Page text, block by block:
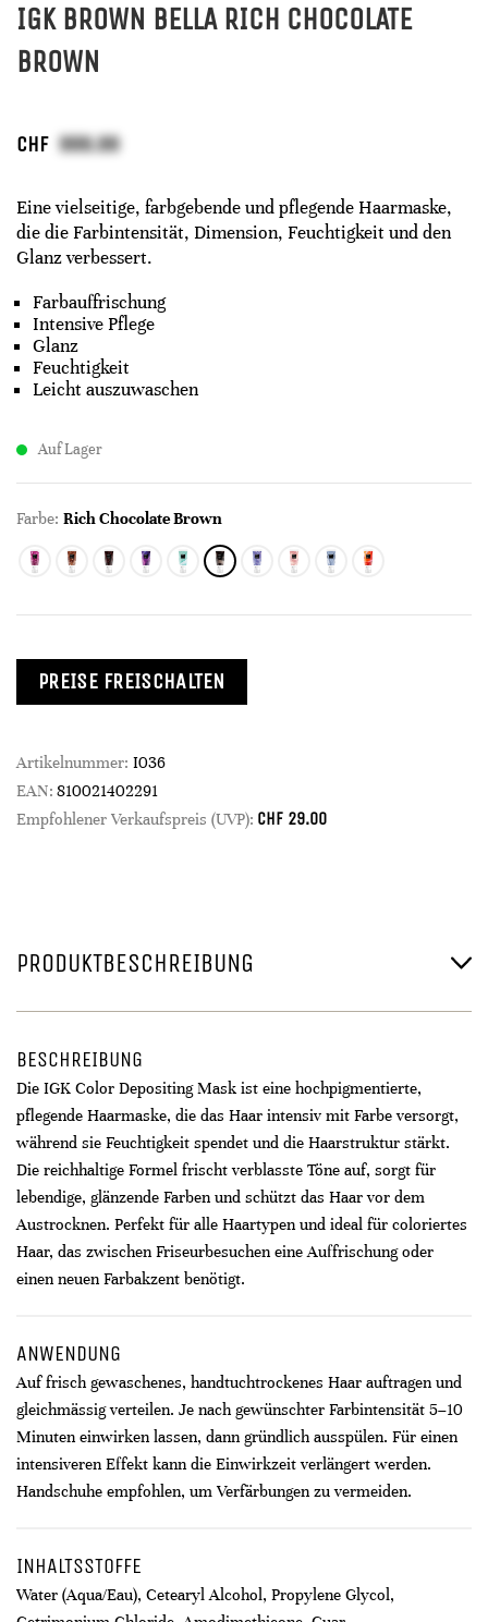
IGK BROWN BELLA RICH CHOCOLATE
BROWN
CHF
Eine vielseitige, farbgebende und pflegende Haarmaske,
die die Farbintensität, Dimension, Feuchtigkeit und den
Glanz verbessert.
Farbauffrischung
Intensive Pflege
Glanz
Feuchtigkeit
Leicht auszuwaschen
Auf Lager
Farbe: Rich Chocolate Brown
PREISE FREISCHALTEN
Artikelnummer: I036
EAN: 810021402291
Empfohlener Verkaufspreis (UVP): CHF 29.00
PRODUKTBESCHREIBUNG
BESCHREIBUNG
Die IGK Color Depositing Mask ist eine hochpigmentierte,
pflegende Haarmaske, die das Haar intensiv mit Farbe versorgt,
während sie Feuchtigkeit spendet und die Haarstruktur stärkt.
Die reichhaltige Formel frischt verblasste Töne auf, sorgt für
lebendige, glänzende Farben und schützt das Haar vor dem
Austrocknen. Perfekt für alle Haartypen und ideal für coloriertes
Haar, das zwischen Friseurbesuchen eine Auffrischung oder
einen neuen Farbakzent benötigt.
ANWENDUNG
Auf frisch gewaschenes, handtuchtrockenes Haar auftragen und
gleichmässig verteilen. Je nach gewünschter Farbintensität 5–10
Minuten einwirken lassen, dann gründlich ausspülen. Für einen
intensiveren Effekt kann die Einwirkzeit verlängert werden.
Handschuhe empfohlen, um Verfärbungen zu vermeiden.
INHALTSSTOFFE
Water (Aqua/Eau), Cetearyl Alcohol, Propylene Glycol,